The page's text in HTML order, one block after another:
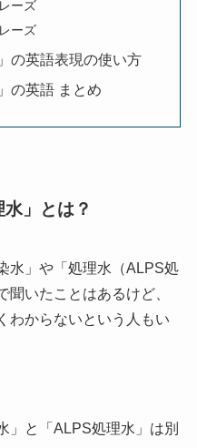
ーズ
ーズ
の英語表現の使い方
の英語 まとめ
」とは？
水」や「処理水（ALPS処
いたことはあるけど、
わからないという人もい
」と「ALPS処理水」は別